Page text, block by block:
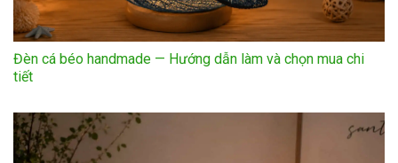
Đèn cá béo handmade — Hướng dẫn làm và chọn mua chi
tiết